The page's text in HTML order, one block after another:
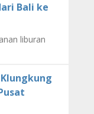
Bali ke
liburan